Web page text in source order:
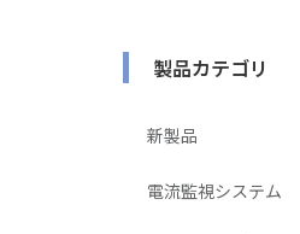
製品カテゴリ
新製品
電流監視システム